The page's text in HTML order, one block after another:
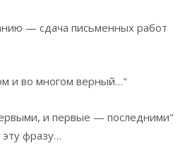
— сдача письменных работ
и во многом верный…"
и первые — последними"
фразу…